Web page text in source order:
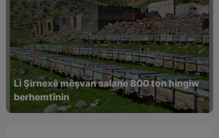
Li Şirnexê mêşvan salane 800 ton hingiw
berhemtînin